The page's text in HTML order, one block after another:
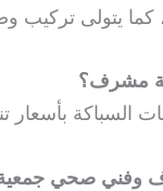
يتولى تركيب
مشرف؟
بأسعار
وفني صحي